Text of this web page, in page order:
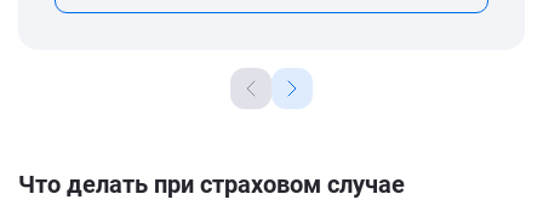
Что делать при страховом случае